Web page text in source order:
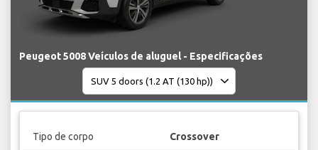
Peugeot 5008 Veículos de aluguel - Especificações
Tipo de corpo Crossover